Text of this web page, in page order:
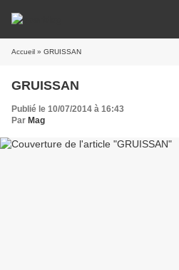
Accueil » GRUISSAN
GRUISSAN
Publié le 10/07/2014 à 16:43
Par Mag